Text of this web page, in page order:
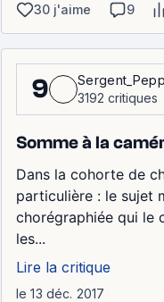
30 j'aime
9
9
3192 critiques
Somme à la
Dans la cohorte de
particulière : le sujet
chorégraphiée qui le
les...
Lire la critique
le 13 déc. 2017